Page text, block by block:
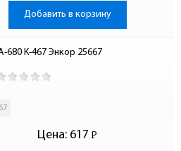
Добавить в корзину
680 К-467 Энкор 25667
Цена: 617 Р
-